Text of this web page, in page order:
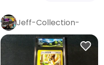
Jeff-Collection-
Rétro Pro